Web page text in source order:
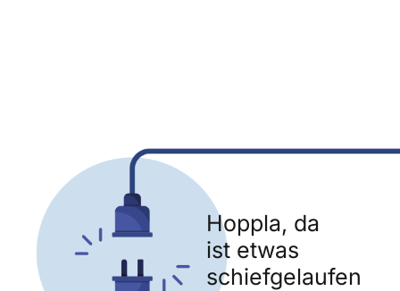
Hoppla, da
ist etwas
schiefgelaufen